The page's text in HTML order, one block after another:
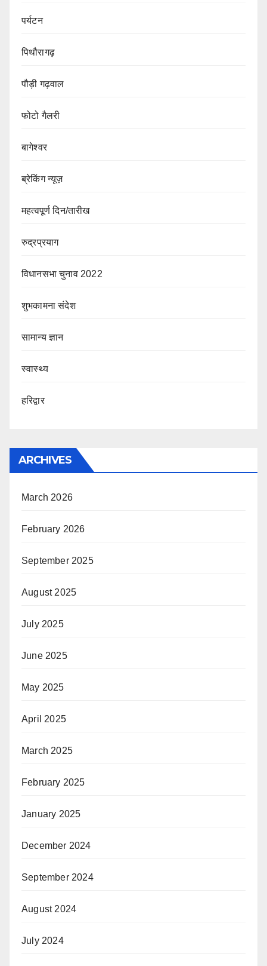
पर्यटन
पिथौरागढ़
पौड़ी गढ़वाल
फोटो गैलरी
बागेश्वर
ब्रेकिंग न्यूज़
महत्वपूर्ण दिन/तारीख
रुद्रप्रयाग
विधानसभा चुनाव 2022
शुभकामना संदेश
सामान्य ज्ञान
स्वास्थ्य
हरिद्वार
ARCHIVES
March 2026
February 2026
September 2025
August 2025
July 2025
June 2025
May 2025
April 2025
March 2025
February 2025
January 2025
December 2024
September 2024
August 2024
July 2024